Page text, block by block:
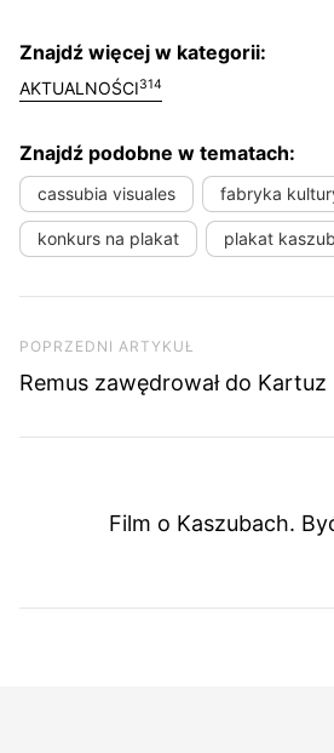
Znajdź więcej w kategorii:
AKTUALNOŚCI314
Znajdź podobne w tematach:
cassubia visuales fabryka
konkurs na plakat plakat
Poprzedni artykuł
POPRZEDNI ARTYKUŁ
Remus zawędrował do Kartuz
Film o Kaszubach.